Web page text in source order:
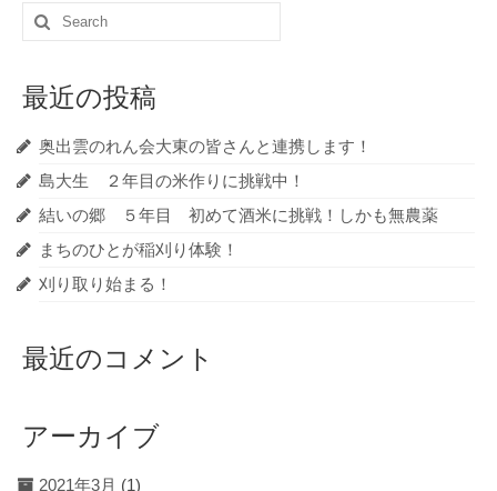
Search
for:
最近の投稿
奥出雲のれん会大東の皆さんと連携します！
島大生 ２年目の米作りに挑戦中！
結いの郷 ５年目 初めて酒米に挑戦！しかも無農薬
まちのひとが稲刈り体験！
刈り取り始まる！
最近のコメント
アーカイブ
2021年3月 (1)